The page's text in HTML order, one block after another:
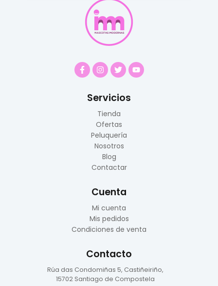
Servicios
Tienda
Ofertas
Peluquería
Nosotros
Blog
Contactar
Cuenta
Mi cuenta
Mis pedidos
Condiciones de venta
Contacto
Rúa das Condomiñas 5, Castiñeiriño,
15702 Santiago de Compostela